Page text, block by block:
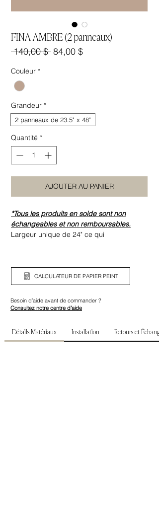
FINA AMBRE (2 panneaux)
140,00 $ Prix
84,00 $Prix
Couleur *
Grandeur *
2 panneaux de 23.5" x 48"
Quantité *
AJOUTER AU PANIER
*Tous les produits en solde sont non
échangeables et non remboursables.
Largeur unique de 24" ce qui
Assurez-vous de bien vérifier la largeur
ainsi que la hauteur de votre mur avant de
commander.
CALCULATEUR DE PAPIER PEINT
Besoin d’aide avant de commander ?
Consultez notre centre d’aide
Détails Matériaux Installation Retours et